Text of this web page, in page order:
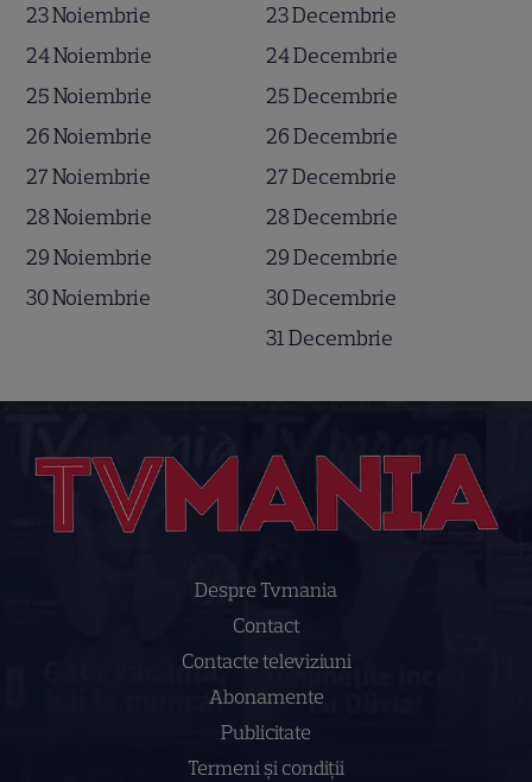
23 Noiembrie
24 Noiembrie
25 Noiembrie
26 Noiembrie
27 Noiembrie
28 Noiembrie
29 Noiembrie
30 Noiembrie
23 Decembrie
24 Decembrie
25 Decembrie
26 Decembrie
27 Decembrie
28 Decembrie
29 Decembrie
30 Decembrie
31 Decembrie
Despre Tvmania
Contact
Contacte televiziuni
Abonamente
Publicitate
Termeni și condiții